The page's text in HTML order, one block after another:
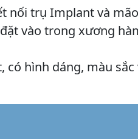
nối trụ Implant và
vào trong xương
hình dáng, màu